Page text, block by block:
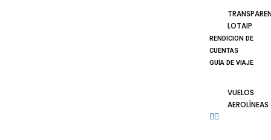
LOTAIP
RENDICION DE
CUENTAS
GUÍA DE VIAJE
VUELOS
AEROLÍNEAS